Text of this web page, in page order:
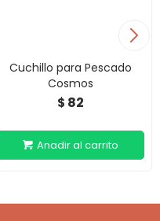
Cuchillo para Pescado
Cosmos
$ 82